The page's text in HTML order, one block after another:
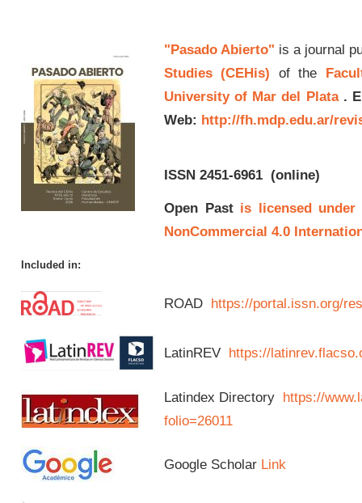
"Pasado Abierto" is a journal
Studies (CEHis) of the
University of Mar del Plata.
Web: http://fh.mdp.edu.ar/
ISSN 2451-6961(online)
Open Past is licensed under
NonCommercial 4.0
Included in:
ROAD https://portal.issn.org/
LatinREV https://
Latindex Directory https://
folio=26011
Google Scholar Link